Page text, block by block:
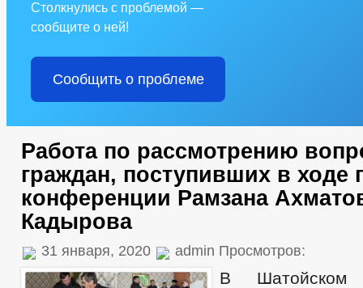
Столкнулись с проблемой —
сообщите о ней!
Сообщить о проблеме
Работа по рассмотрению
граждан, поступивших в ходе
конференции Рамзана
Кадырова
31 января, 2020 admin Просмотров:
В Шатойском